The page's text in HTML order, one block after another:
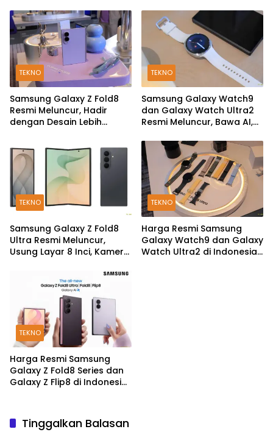
TEKNO
Samsung Galaxy Z Fold8
Resmi Meluncur, Hadir
dengan Desain Lebih
TEKNO
Samsung Galaxy Watch9
dan Galaxy Watch Ultra2
Resmi Meluncur, Bawa AI,
dan Fitur Kesehatan Baru
TEKNO
Samsung Galaxy Z Fold8
Ultra Resmi Meluncur,
Usung Layar 8 Inci, Kamera
TEKNO
Harga Resmi Samsung
Galaxy Watch9 dan Galaxy
Watch Ultra2 di Indonesia,
TEKNO
Harga Resmi Samsung
Galaxy Z Fold8 Series dan
Galaxy Z Flip8 di Indonesia,
Tinggalkan Balasan